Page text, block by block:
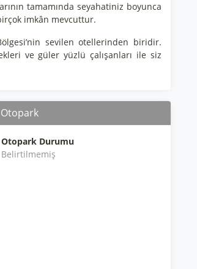
tamamında seyahatiniz boyunca
imkân mevcuttur.
sevilen otellerinden biridir.
ve güler yüzlü çalışanları ile siz
Otopark
Otopark Durumu
Belirtilmemiş